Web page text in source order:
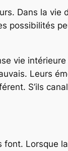
Dans la
possibilités
vie
Leurs
S’ils
Lorsque